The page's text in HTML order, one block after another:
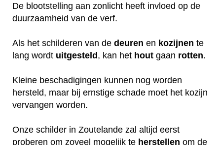
De blootstelling aan zonlicht heeft invloed op de
duurzaamheid van de verf.
Als het schilderen van de deuren en kozijnen te
lang wordt uitgesteld, kan het hout gaan rotten.
Kleine beschadigingen kunnen nog worden
hersteld, maar bij ernstige schade moet het kozijn
vervangen worden.
Onze schilder in Zoutelande zal altijd eerst
proberen om zoveel mogelijk te herstellen om de